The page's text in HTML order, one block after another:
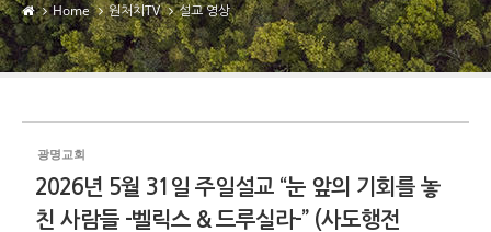
Home 원처치TV 설교 영상
광명교회
2026년 5월 31일 주일설교 “눈 앞의 기회를 놓
친 사람들 -벨릭스 & 드루실라-” (사도행전